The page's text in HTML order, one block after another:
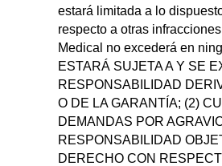
estará limitada a lo
respecto a otras
Medical no excederá en
ESTARÁ SUJETA A Y SE
RESPONSABILIDAD
O DE LA GARANTÍA; (2)
DEMANDAS POR
RESPONSABILIDAD
DERECHO CON